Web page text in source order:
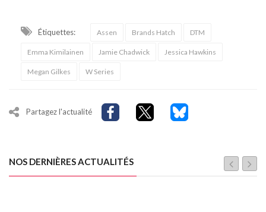
Étiquettes: Assen Brands Hatch DTM
Emma Kimilainen Jamie Chadwick Jessica Hawkins
Megan Gilkes W Series
Partagez l'actualité
NOS DERNIÈRES ACTUALITÉS